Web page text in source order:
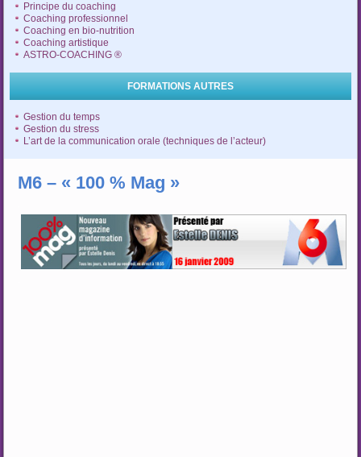
Principe du coaching
Coaching professionnel
Coaching en bio-nutrition
Coaching artistique
ASTRO-COACHING ®
FORMATIONS AUTRES
Gestion du temps
Gestion du stress
L’art de la communication orale (techniques de l’acteur)
M6 – « 100 % Mag »